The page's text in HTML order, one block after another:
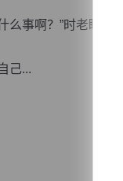
事啊？”时老眯笑
己...